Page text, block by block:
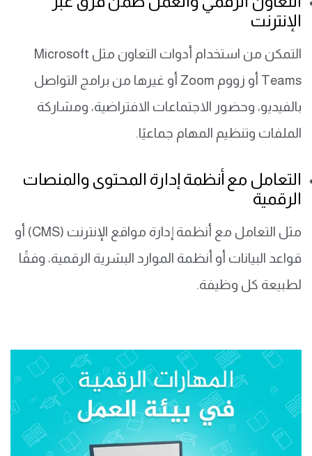
الإنترنت
التمكن من استخدام أدوات التعاون مثل Microsoft
Teams أو زووم Zoom أو غيرها من برامج التواصل
بالفيديو، وحضور الاجتماعات الافتراضية، ومشاركة
الملفات وتنظيم المهام جماعيًا.
التعامل مع أنظمة إدارة المحتوى والمنصات
الرقمية
مثل التعامل مع أنظمة إدارة مواقع الإنترنت (CMS) أو
قواعد البيانات أو أنظمة الموارد البشرية الرقمية، وفقًا
لطبيعة كل وظيفة.